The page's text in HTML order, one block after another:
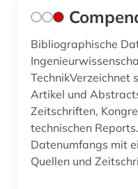
Bibliographische
TechnikVerzeichnet
Artikel und
Zeitschriften,
technischen
Datenumfangs mit
Quellen und